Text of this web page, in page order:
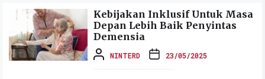
Kebijakan Inklusif Untuk Masa
Depan Lebih Baik Penyintas
Demensia
NINTERD 23/05/2025